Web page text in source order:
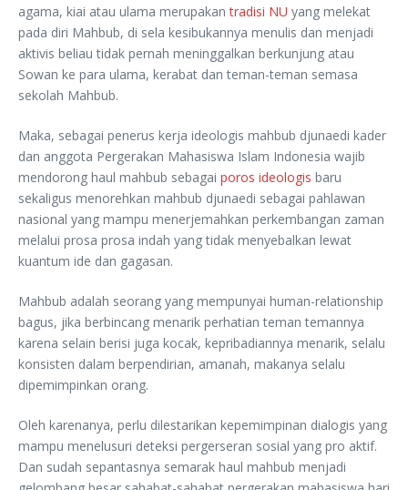
agama, kiai atau ulama merupakan tradisi NU yang melekat
pada diri Mahbub, di sela kesibukannya menulis dan menjadi
aktivis beliau tidak pernah meninggalkan berkunjung atau
Sowan ke para ulama, kerabat dan teman-teman semasa
sekolah Mahbub.
Maka, sebagai penerus kerja ideologis mahbub djunaedi kader
dan anggota Pergerakan Mahasiswa Islam Indonesia wajib
mendorong haul mahbub sebagai poros ideologis baru
sekaligus menorehkan mahbub djunaedi sebagai pahlawan
nasional yang mampu menerjemahkan perkembangan zaman
melalui prosa prosa indah yang tidak menyebalkan lewat
kuantum ide dan gagasan.
Mahbub adalah seorang yang mempunyai human-relationship
bagus, jika berbincang menarik perhatian teman temannya
karena selain berisi juga kocak, kepribadiannya menarik, selalu
konsisten dalam berpendirian, amanah, makanya selalu
dipemimpinkan orang.
Oleh karenanya, perlu dilestarikan kepemimpinan dialogis yang
mampu menelusuri deteksi pergerseran sosial yang pro aktif.
Dan sudah sepantasnya semarak haul mahbub menjadi